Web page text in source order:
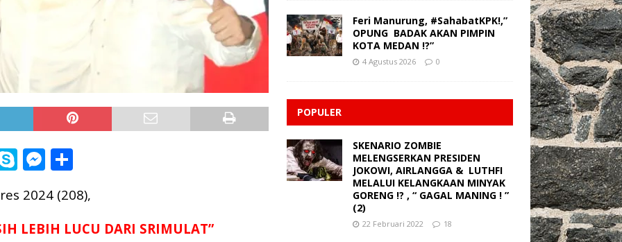
S
y
p
M
ss
e
ar
e
2024 (208),
LEBIH LUCU DARI SRIMULAT”
Feri Manurung, #SahabatKPK!,”
OPUNG BADAK AKAN PIMPIN
KOTA MEDAN !?”
4 Agustus 2026 0
POPULER
SKENARIO ZOMBIE
MELENGSERKAN PRESIDEN
JOKOWI, AIRLANGGA & LUTHFI
MELALUI KELANGKAAN MINYAK
GORENG !? , “ GAGAL MANING ! ”
(2)
22 Februari 2022 18